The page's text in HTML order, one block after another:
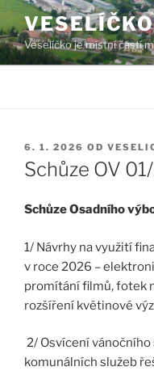
Přejít
k
obsahu
webu
VESELÍČKO
Veselíčko je místní částí
PUBLIKOVÁNO
6. 1. 2026 OD
Schůze OV
Schůze Osadního
1/ Návrhy na využití
v roce 2026 –
promítání filmů, fotek
rozšíření květinové
2/ Osvícení
komunálních služeb